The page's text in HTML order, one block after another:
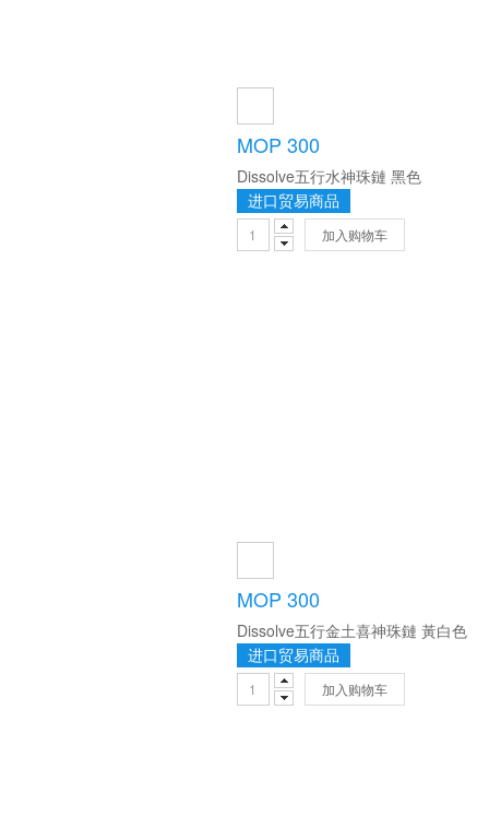
MOP 300
Dissolve五行水神珠鏈 黑色
进口贸易商品
加入购物车
MOP 300
Dissolve五行金土喜神珠鏈 黃白色
进口贸易商品
加入购物车